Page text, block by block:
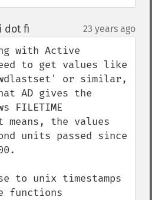
dot fi 23 years ago
with Active
to get values like
or similar,
AD gives the
FILETIME
means, the values
units passed since
functions